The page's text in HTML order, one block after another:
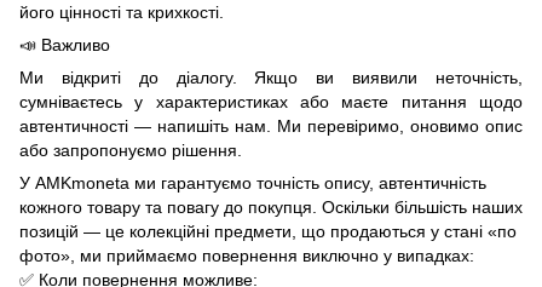
його цінності та крихкості.
📣 Важливо
Ми відкриті до діалогу. Якщо ви виявили неточність,
сумніваєтесь у характеристиках або маєте питання щодо
автентичності — напишіть нам. Ми перевіримо, оновимо опис
або запропонуємо рішення.
У AMKmoneta ми гарантуємо точність опису, автентичність
кожного товару та повагу до покупця. Оскільки більшість наших
позицій — це колекційні предмети, що продаються у стані «по
фото», ми приймаємо повернення виключно у випадках:
✅ Коли повернення можливе: